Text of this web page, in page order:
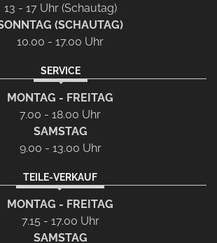
13 - 17 Uhr (Schautag)
(SCHAUTAG)
10.00 - 17.00 Uhr
SERVICE
MONTAG - FREITAG
7.00 - 18.00 Uhr
SAMSTAG
9.00 - 13.00 Uhr
TEILE-VERKAUF
MONTAG - FREITAG
7.15 - 17.00 Uhr
SAMSTAG